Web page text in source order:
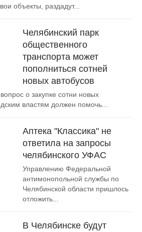
объекты, раздадут...
Челябинский парк
общественного
транспорта может
пополниться сотней
новых автобусов
о закупке сотни новых
властям должен помочь...
Аптека "Классика" не
ответила на запросы
челябинского УФАС
Управлению Федеральной
антимонопольной службы по
Челябинской области пришлось
отложить...
В Челябинске будут